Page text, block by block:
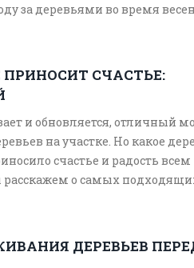
за деревьями во время
ПРИНОСИТ СЧАСТЬЕ:
и обновляется, отличный
на участке. Но какое
счастье и радость всем
расскажем о самых
ДЕРЕВЬЕВ